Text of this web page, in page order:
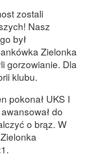
zostali
Nasz
był
Zielonka
gorzowianie. Dla
klubu.
pokonał UKS I
do
o brąz. W